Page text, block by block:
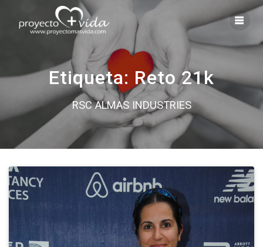
contenido
Etiqueta: Reto 21k
RSC ALMAS INDUSTRIES